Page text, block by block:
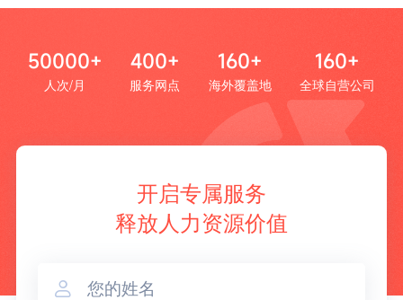
50000+
人次/月
400+
服务网点
160+
海外覆盖地
160+
全球自营公司
开启专属服务
释放人力资源价值
